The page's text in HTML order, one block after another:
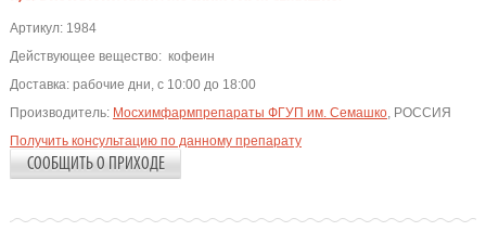
Артикул:1984
Действующее вещество: кофеин
Доставка: рабочие дни, с 10:00 до 18:00
Производитель: Мосхимфармпрепараты ФГУП им. Семашко, РОССИЯ
Получить консультацию по данному препарату
СООБЩИТЬ О ПРИХОДЕ